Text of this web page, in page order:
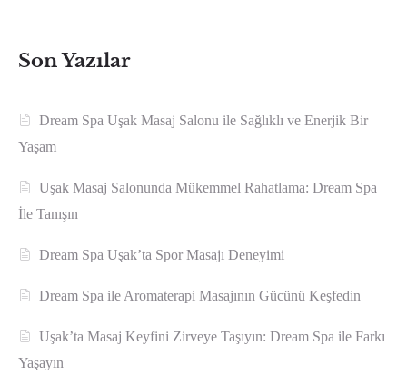
Son Yazılar
Dream Spa Uşak Masaj Salonu ile Sağlıklı ve Enerjik Bir
Yaşam
Uşak Masaj Salonunda Mükemmel Rahatlama: Dream Spa
İle Tanışın
Dream Spa Uşak’ta Spor Masajı Deneyimi
Dream Spa ile Aromaterapi Masajının Gücünü Keşfedin
Uşak’ta Masaj Keyfini Zirveye Taşıyın: Dream Spa ile Farkı
Yaşayın